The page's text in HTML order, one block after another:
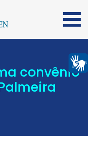
convênio